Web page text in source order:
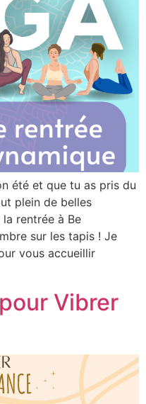
été et que tu as pris du
plein de belles
la rentrée à Be
sur les tapis ! Je
vous accueillir
Vibrer